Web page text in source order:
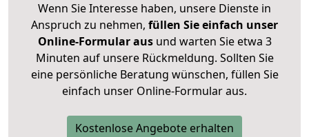
Wenn Sie Interesse haben, unsere Dienste in
Anspruch zu nehmen, füllen Sie einfach unser
Online-Formular ausund warten Sie etwa 3
Minuten auf unsere Rückmeldung. Sollten Sie
eine persönliche Beratung wünschen, füllen Sie
einfach unser Online-Formular aus.
Kostenlose Angebote erhalten